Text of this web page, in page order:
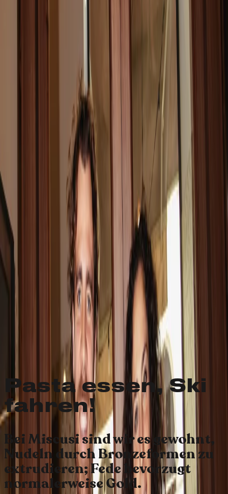
Willkommen in
der Family,
Fede
Federica Brignone, Pasta-
Liebhaberin und Miscusi-
Botschafterin
Pasta essen, Ski
fahren!
Bei Miscusi sind wir es gewohnt,
Nudeln durch Bronzeformen zu
extrudieren; Fede bevorzugt
normalerweise Gold.